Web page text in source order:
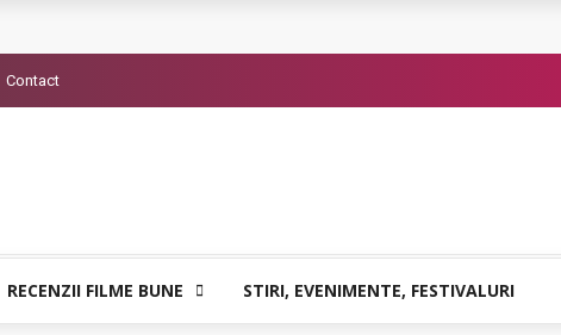
– Generatia care poate vindeca
Contact
RECENZII FILME BUNE STIRI, EVENIMENTE, FESTIVALURI